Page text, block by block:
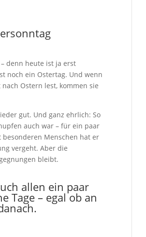
denn heute ist ja erst
noch ein Ostertag. Und wenn
Ostern lest, kommen sie
gut. Und ganz ehrlich: So
auch war – für ein paar
Menschen hat er
vergeht. Aber die
bleibt.
allen ein paar
Tage – egal ob an